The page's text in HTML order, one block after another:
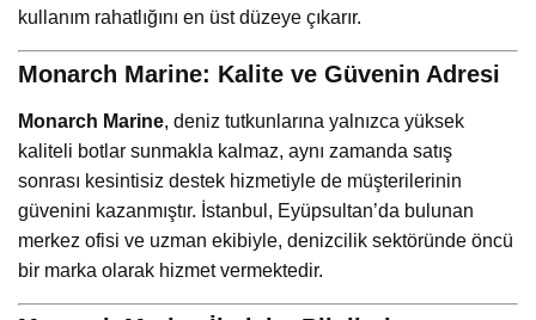
kullanım rahatlığını en üst düzeye çıkarır.
Monarch Marine: Kalite ve Güvenin Adresi
Monarch Marine, deniz tutkunlarına yalnızca yüksek
kaliteli botlar sunmakla kalmaz, aynı zamanda satış
sonrası kesintisiz destek hizmetiyle de müşterilerinin
güvenini kazanmıştır. İstanbul, Eyüpsultan’da bulunan
merkez ofisi ve uzman ekibiyle, denizcilik sektöründe öncü
bir marka olarak hizmet vermektedir.